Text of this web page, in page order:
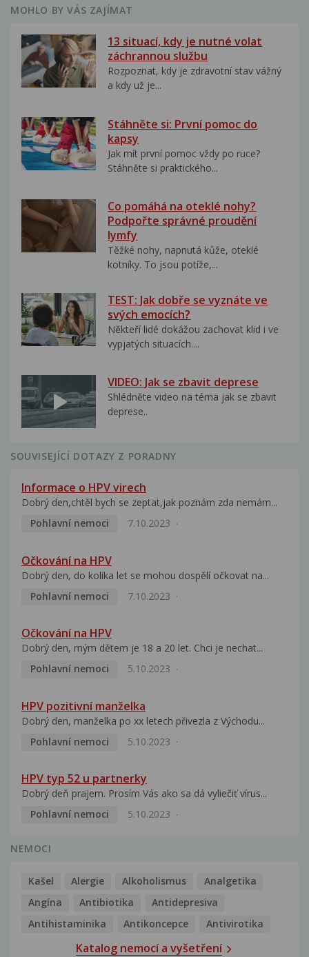
MOHLO BY VÁS ZAJÍMAT
13 situací, kdy je nutné volat
záchrannou službu
Rozpoznat, kdy je zdravotní stav vážný
a kdy už je...
Stáhněte si: První pomoc do
kapsy
Jak mít první pomoc vždy po ruce?
Stáhněte si praktického...
Co pomáhá na oteklé nohy?
Podpořte správné proudění
lymfy
Těžké nohy, napnutá kůže, oteklé
kotníky. To jsou potíže,...
TEST: Jak dobře se vyznáte ve
svých emocích?
Někteří lidé dokážou zachovat klid i ve
vypjatých situacích....
VIDEO: Jak se zbavit deprese
Shlédněte video na téma jak se zbavit
deprese..
SOUVISEJÍCÍ DOTAZY Z PORADNY
Informace o HPV virech
Dobrý den,chtěl bych se zeptat,jak poznám zda nemám...
Pohlavní nemoci
7.10.2023
Očkování na HPV
Dobrý den, do kolika let se mohou dospělí očkovat na...
Pohlavní nemoci
7.10.2023
Očkování na HPV
Dobrý den, mým dětem je 18 a 20 let. Chci je nechat...
Pohlavní nemoci
5.10.2023
HPV pozitivní manželka
Dobrý den, manželka po xx letech přivezla z Východu...
Pohlavní nemoci
5.10.2023
HPV typ 52 u partnerky
Dobrý deň prajem. Prosím Vás ako sa dá vyliečiť vírus...
Pohlavní nemoci
5.10.2023
NEMOCI
Kašel Alergie Alkoholismus
Analgetika
Angína
Antibiotika
Antidepresiva
Antihistaminika
Antikoncepce Antivirotika
Katalog nemocí a vyšetření